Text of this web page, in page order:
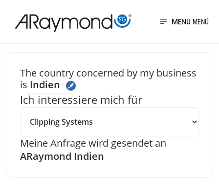
zum
MENU
Senden Sie uns
The country concerned by my business
is Indien
Ich interessiere mich für
Meine Anfrage wird gesendet an
ARaymond Indien